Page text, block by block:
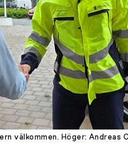
välkommen. Höger: Andreas